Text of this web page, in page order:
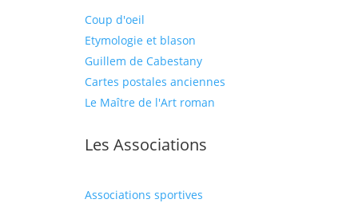
Coup d'oeil
Etymologie et blason
Guillem de Cabestany
Cartes postales anciennes
Le Maître de l'Art roman
Les Associations
Associations sportives